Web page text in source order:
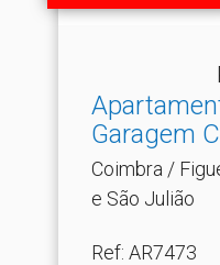
Garagem
da.​..
Coimbra /
e São Julião
Ref: AR7473